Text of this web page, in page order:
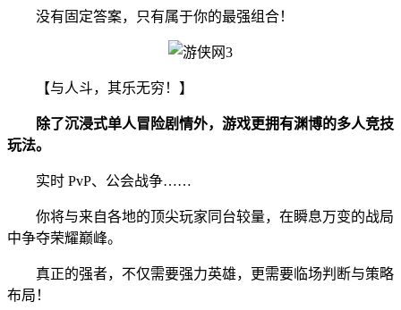
没有固定答案，只有属于你的最强组合！
【与人斗，其乐无穷！】
除了沉浸式单人冒险剧情外，游戏更拥有渊博的多人竞技
玩法。
实时 PvP、公会战争……
你将与来自各地的顶尖玩家同台较量，在瞬息万变的战局
中争夺荣耀巅峰。
真正的强者，不仅需要强力英雄，更需要临场判断与策略
布局！